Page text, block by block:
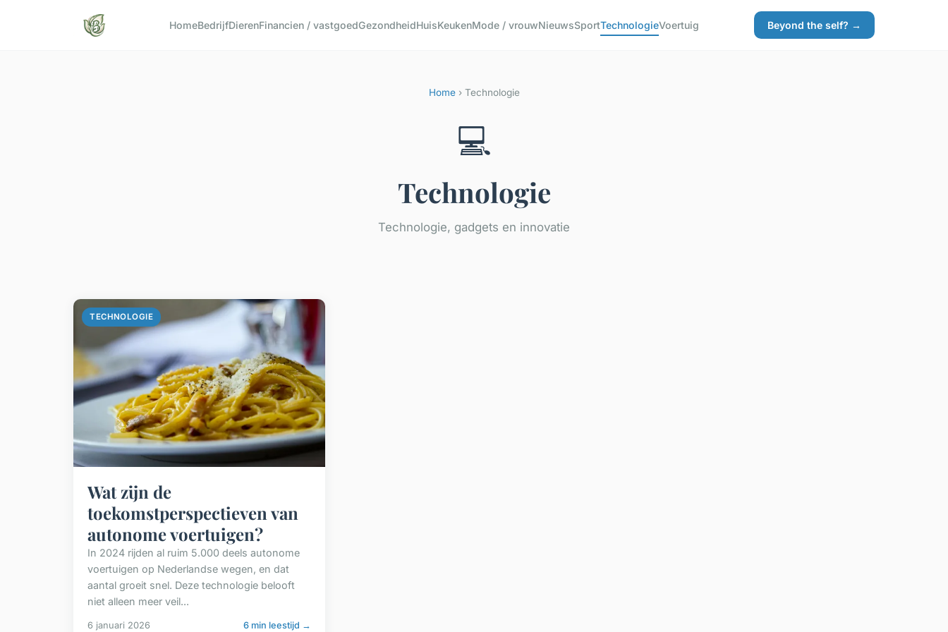
HomeBedrijfDierenFinancien / vastgoedGezondheidHuisKeukenMode / vrouwNieuwsSportTechnologieVoertuig Beyond the self? →
Home› Technologie
💻
Technologie
Technologie, gadgets en innovatie
TECHNOLOGIE
Wat zijn de
toekomstperspectieven van
autonome voertuigen?
In 2024 rijden al ruim 5.000 deels autonome
voertuigen op Nederlandse wegen, en dat
aantal groeit snel. Deze technologie belooft
niet alleen meer veil...
6 januari 2026 6 min leestijd →